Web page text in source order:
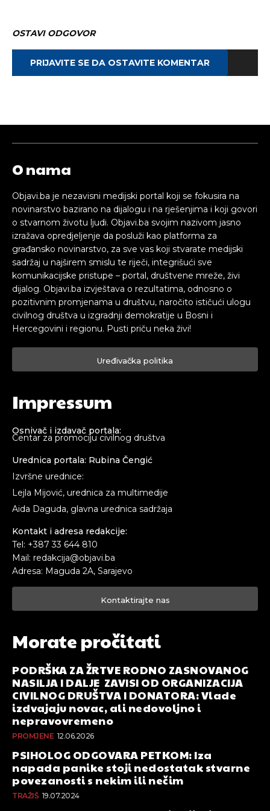
OSTAVI ODGOVOR
PRIJAVITE SE DA OSTAVITE KOMENTAR
O nama
Objavi.ba je nezavisni medijski portal koji se fokusira na
novinarstvo bazirano na dijalogu i na rješenjima i koji govori
o stvarnom životu ljudi. Objavi.ba svojim nazivom jasno
izražava opredjeljenje da posluži kao platforma za
građansko novinarstvo, za sve vas koji stvarate medijski
sadržaj u najširem smislu te riječi, integrišući sve
komunikacijske pristupe – portal, društvene mreže, živi
dijalog. Objavi.ba izvještava o rezultatima, odnosno o
pozitivnim promjenama u društvu, naročito ističući ulogu
civilnog društva u izgradnji demokratije u Bosni i
Hercegovini i regionu. Pusti priču neka živi!
Uređivačka politika
Impressum
Osnivač i izdavač portala:
Centar za promociju civilnog društva
Urednica portala: Rubina Čengić
Izvršne urednice:
Lejla Mijović, urednica za multimedije
Aida Daguda, glavna urednica sadržaja
Kontakt i adresa redakcije:
Tel: +387 33 644 810
Mail: redakcija@objavi.ba
Adresa: Maguda 2A, Sarajevo
Kontaktirajte nas
Morate pročitati
PODRŠKA ZA ŽRTVE RODNO ZASNOVANOG
NASILJA I DALJE ZAVISI OD ORGANIZACIJA
CIVILNOG DRUŠTVA I DONATORA: Vlade
izdvajaju novac, ali nedovoljno i
nepravovremeno
PROMJENE 12.06.2026
PSIHOLOG ODGOVARA PETKOM: Iza
napada panike stoji nedostatak stvarne
povezanosti s nekim ili nečim
TRAŽIŠ 19.07.2024